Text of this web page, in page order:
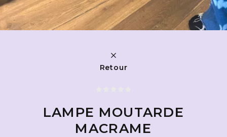
Retour
LAMPE MOUTARDE
MACRAME